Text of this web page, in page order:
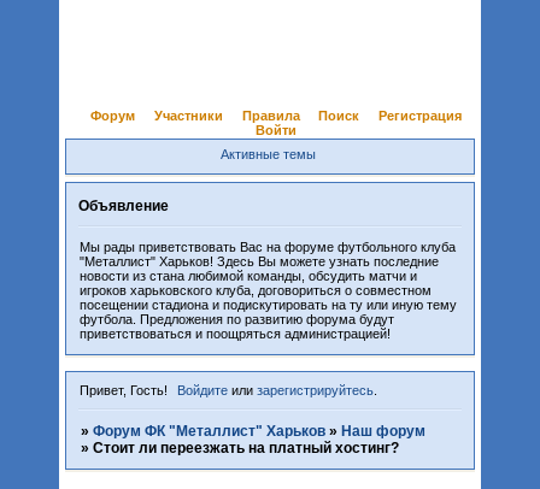
Форум Участники Правила Поиск
Регистрация
Войти
Активные темы
Объявление
Мы рады приветствовать Вас на форуме футбольного клуба
"Металлист" Харьков! Здесь Вы можете узнать последние
новости из стана любимой команды, обсудить матчи и
игроков харьковского клуба, договориться о совместном
посещении стадиона и подискутировать на ту или иную тему
футбола. Предложения по развитию форума будут
приветствоваться и поощряться администрацией!
Привет, Гость! Войдите илизарегистрируйтесь
» Форум ФК "Металлист" Харьков » Наш форум
» Стоит ли переезжать на платный хостинг?